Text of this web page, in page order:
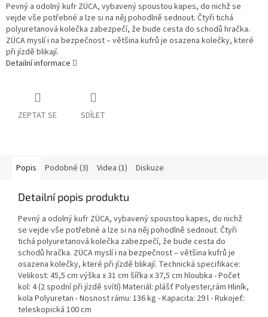
Pevný a odolný kufr ZÜCA, vybavený spoustou kapes, do nichž se
vejde vše potřebné a lze si na něj pohodlně sednout. Čtyři tichá
polyuretanová kolečka zabezpečí, že bude cesta do schodů hračka.
ZÜCA myslí i na bezpečnost – většina kufrů je osazena kolečky, které
při jízdě blikají.
Detailní informace
ZEPTAT SE SDÍLET
Popis Podobné (3) Videa (1) Diskuze
Detailní popis produktu
Pevný a odolný kufr ZÜCA, vybavený spoustou kapes, do nichž
se vejde vše potřebné a lze si na něj pohodlně sednout. Čtyři
tichá polyuretanová kolečka zabezpečí, že bude cesta do
schodů hračka. ZÜCA myslí i na bezpečnost – většina kufrů je
osazena kolečky, které při jízdě blikají. Technická specifikace:
Velikost: 45,5 cm výška x 31 cm šířka x 37,5 cm hloubka - Počet
kol: 4 (2 spodní při jízdě svítí) Materiál: plášť Polyester,rám Hliník,
kola Polyuretan - Nosnost rámu: 136 kg - Kapacita: 29 l - Rukojeť:
teleskopická 100 cm